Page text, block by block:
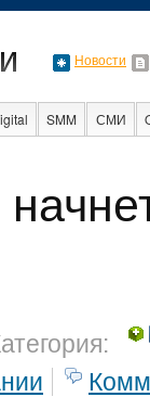
Новости
SMM СМИ